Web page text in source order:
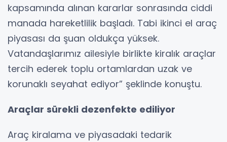
kapsamında alınan kararlar sonrasında ciddi
manada hareketlilik başladı. Tabi ikinci el araç
piyasası da şuan oldukça yüksek.
Vatandaşlarımız ailesiyle birlikte kiralık araçlar
tercih ederek toplu ortamlardan uzak ve
korunaklı seyahat ediyor” şeklinde konuştu.
Araçlar sürekli dezenfekte ediliyor
Araç kiralama ve piyasadaki tedarik